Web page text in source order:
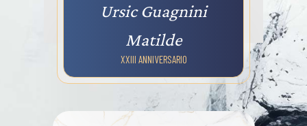
Ursic Guagnini
Matilde
XXIII ANNIVERSARIO